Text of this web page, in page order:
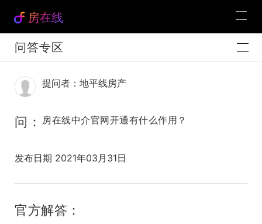
房在线
问答专区
提问者：地平线房产
问： 房在线中介官网开通有什么作用？
发布日期 2021年03月31日
官方解答：